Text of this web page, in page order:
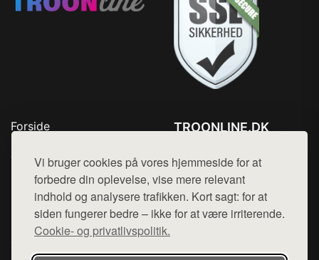
Vi bruger cookies på vores hjemmeside for at
forbedre din oplevelse, vise mere relevant
indhold og analysere trafikken. Kort sagt: for at
siden fungerer bedre – ikke for at være irriterende.
Cookie- og privatlivspolitik.
Forside
Top Rabatter
Blog
Kontakt
TROONLINE.DK
Mail: hej@want.dk
Cookie- og privatlivspolitik